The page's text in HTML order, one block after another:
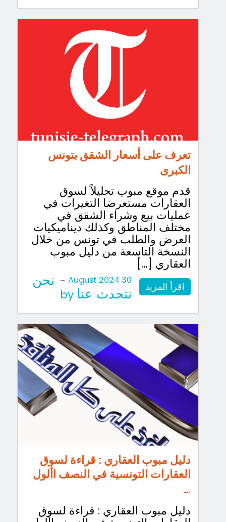
تعرف على أسعار الشقق بتونس
الكبرى
قدم موقع مبوب تحليلاً لسوق
العقارات مستعرضا التغيرات في
عمليات بيع وشراء الشقق في
مختلف المناطق وكذلك ديناميكيات
العرض والطلب في تونس من خلال
النسخة التاسعة من دليل مبوب
العقاري […]
اقرأ المزيد
30 August 2024
- نحن
نتحدث عنا by
دليل مبوب العقاري : قراءة لسوق
العقارات التونسية في النصف األول
…
دليل مبوب العقاري : قراءة لسوق